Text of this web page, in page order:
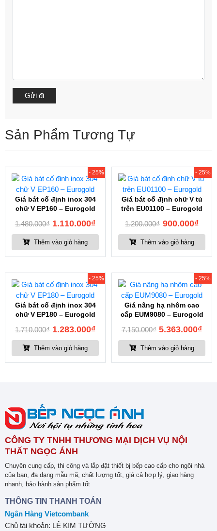
Sản Phẩm Tương Tự
- 25%
Giá bát cố định inox 304
chữ V EP160 – Eurogold
1.480.000₫ 1.110.000₫
Thêm vào giỏ hàng
- 25%
Giá bát cố định chữ V tủ
trên EU01100 – Eurogold
1.200.000₫ 900.000₫
Thêm vào giỏ hàng
- 25%
Giá bát cố định inox 304
chữ V EP180 – Eurogold
1.710.000₫ 1.283.000₫
Thêm vào giỏ hàng
- 25%
Giá nâng hạ nhôm cao
cấp EUM9080 – Eurogold
7.150.000₫ 5.363.000₫
Thêm vào giỏ hàng
CÔNG TY TNHH THƯƠNG MẠI DỊCH VỤ NỘI
THẤT NGỌC ÁNH
Chuyên cung cấp, thi công và lắp đặt thiết bị bếp cao cấp cho ngôi nhà
của bạn, đa dạng mẫu mã, chất lượng tốt, giá cả hợp lý, giao hàng
nhanh, bảo hành sản phẩm tốt
THÔNG TIN THANH TOÁN
Ngân Hàng Vietcombank
Chủ tài khoản: LÊ KIM TƯỜNG